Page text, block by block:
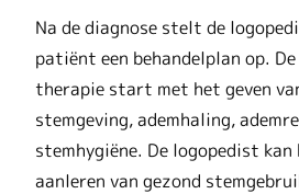
Na de diagnose stelt de
patiënt een behandelplan op.
therapie start met het geven
stemgeving, ademhaling,
stemhygiëne. De logopedist
aanleren van gezond